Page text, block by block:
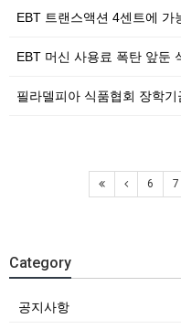
EBT 트랜스액션 4센트에 가능
EBT 머신 사용료 폭탄 앞둔 식
필라델피아 식품협회 장학기금
6 7
Category
공지사항